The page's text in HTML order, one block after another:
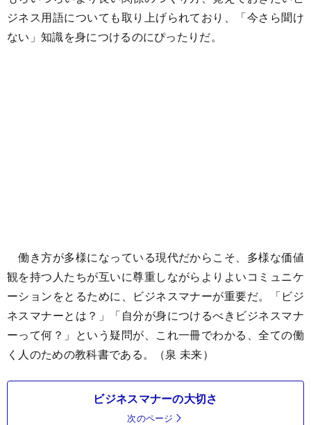
ジネス用語についても取り上げられており、「今さら聞け
ない」知識を身につけるのにぴったりだ。
働き方が多様になっている現代だからこそ、多様な価値
観を持つ人たちが互いに尊重しながらよりよいコミュニケ
ーションをとるために、ビジネスマナーが重要だ。「ビジ
ネスマナーとは？」「自分が身につけるべきビジネスマナ
ーって何？」という疑問が、これ一冊でわかる、全ての働
く人のための教科書である。（泉 未来）
ビジネスマナーの大切さ
次のページ